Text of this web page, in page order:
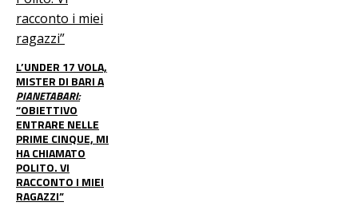
L’UNDER 17 VOLA,
MISTER DI BARI A
PIANETABARI:
“OBIETTIVO
ENTRARE NELLE
PRIME CINQUE, MI
HA CHIAMATO
POLITO. VI
RACCONTO I MIEI
RAGAZZI”